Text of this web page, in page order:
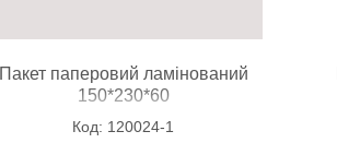
Пакет паперовий ламінований
150*230*60
120024-1